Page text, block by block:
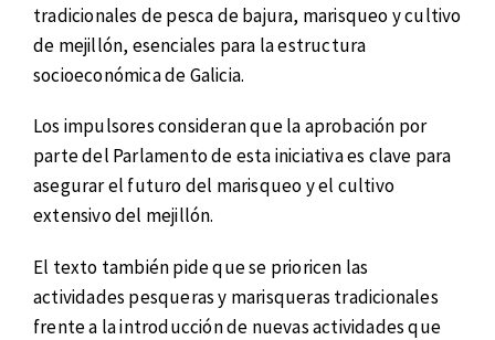
tradicionales de pesca de bajura, marisqueo y cultivo
de mejillón, esenciales para la estructura
socioeconómica de Galicia.
Los impulsores consideran que la aprobación por
parte del Parlamento de esta iniciativa es clave para
asegurar el futuro del marisqueo y el cultivo
extensivo del mejillón.
El texto también pide que se prioricen las
actividades pesqueras y marisqueras tradicionales
frente a la introducción de nuevas actividades que